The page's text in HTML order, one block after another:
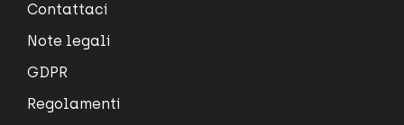
Contattaci
Note legali
GDPR
Regolamenti